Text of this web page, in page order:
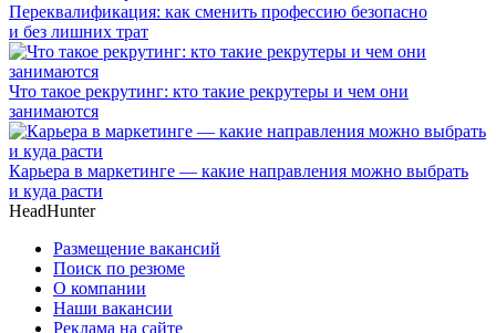
Переквалификация: как сменить профессию безопасно
и без лишних трат
Что такое рекрутинг: кто такие рекрутеры и чем они
занимаются
Карьера в маркетинге — какие направления можно выбрать
и куда расти
HeadHunter
Размещение вакансий
Поиск по резюме
О компании
Наши вакансии
Реклама на сайте